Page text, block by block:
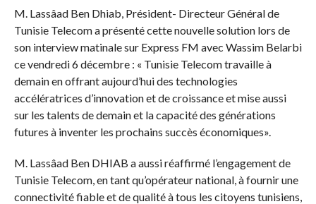
M. Lassâad Ben Dhiab, Président- Directeur Général de
Tunisie Telecom a présenté cette nouvelle solution lors de
son interview matinale sur Express FM avec Wassim Belarbi
ce vendredi 6 décembre : « Tunisie Telecom travaille à
demain en offrant aujourd’hui des technologies
accélératrices d’innovation et de croissance et mise aussi
sur les talents de demain et la capacité des générations
futures à inventer les prochains succès économiques».
M. Lassâad Ben DHIAB a aussi réaffirmé l’engagement de
Tunisie Telecom, en tant qu’opérateur national, à fournir une
connectivité fiable et de qualité à tous les citoyens tunisiens,